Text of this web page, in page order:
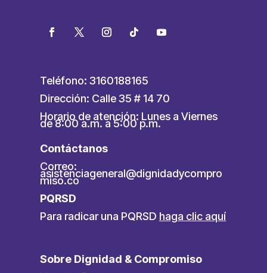
Teléfono: 3160188165
Dirección: Calle 35 # 14 70
Horario de atención: Lunes a Viernes
de 8:00 a.m. a 5:00 p.m.
Contáctanos
Correo:
asistenciageneral@dignidadycompro
miso.co
PQRSD
Para radicar una PQRSD haga clic aquí
Sobre Dignidad & Compromiso